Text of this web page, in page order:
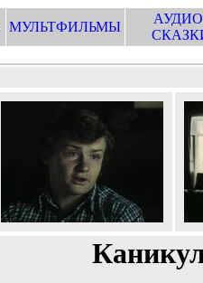
МУЛЬТФИЛЬМЫ